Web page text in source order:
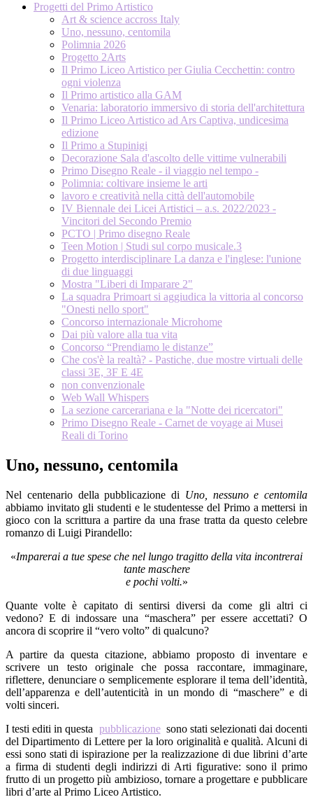
Progetti del Primo Artistico
Art & science accross Italy
Uno, nessuno, centomila
Polimnia 2026
Progetto 2Arts
Il Primo Liceo Artistico per Giulia Cecchettin: contro
ogni violenza
Il Primo artistico alla GAM
Venaria: laboratorio immersivo di storia dell'architettura
Il Primo Liceo Artistico ad Ars Captiva, undicesima
edizione
Il Primo a Stupinigi
Decorazione Sala d'ascolto delle vittime vulnerabili
Primo Disegno Reale - il viaggio nel tempo -
Polimnia: coltivare insieme le arti
lavoro e creatività nella città dell'automobile
IV Biennale dei Licei Artistici – a.s. 2022/2023 -
Vincitori del Secondo Premio
PCTO | Primo disegno Reale
Teen Motion | Studi sul corpo musicale.3
Progetto interdisciplinare La danza e l'inglese: l'unione
di due linguaggi
Mostra "Liberi di Imparare 2"
La squadra Primoart si aggiudica la vittoria al concorso
"Onesti nello sport"
Concorso internazionale Microhome
Dai più valore alla tua vita
Concorso “Prendiamo le distanze”
Che cos'è la realtà? - Pastiche, due mostre virtuali delle
classi 3E, 3F E 4E
non convenzionale
Web Wall Whispers
La sezione carcerariana e la "Notte dei ricercatori"
Primo Disegno Reale - Carnet de voyage ai Musei
Reali di Torino
Uno, nessuno, centomila
Nel centenario della pubblicazione di Uno, nessuno e centomila
abbiamo invitato gli studenti e le studentesse del Primo a mettersi in
gioco con la scrittura a partire da una frase tratta da questo celebre
romanzo di Luigi Pirandello:
«Imparerai a tue spese che nel lungo tragitto della vita incontrerai
tante maschere
e pochi volti.»
Quante volte è capitato di sentirsi diversi da come gli altri ci
vedono? E di indossare una “maschera” per essere accettati? O
ancora di scoprire il “vero volto” di qualcuno?
A partire da questa citazione, abbiamo proposto di inventare e
scrivere un testo originale che possa raccontare, immaginare,
riflettere, denunciare o semplicemente esplorare il tema dell’identità,
dell’apparenza e dell’autenticità in un mondo di “maschere” e di
volti sinceri.
I testi editi in questa pubblicazionesono stati selezionati dai docenti
del Dipartimento di Lettere per la loro originalità e qualità. Alcuni di
essi sono stati di ispirazione per la realizzazione di due librini d’arte
a firma di studenti degli indirizzi di Arti figurative: sono il primo
frutto di un progetto più ambizioso, tornare a progettare e pubblicare
libri d’arte al Primo Liceo Artistico.